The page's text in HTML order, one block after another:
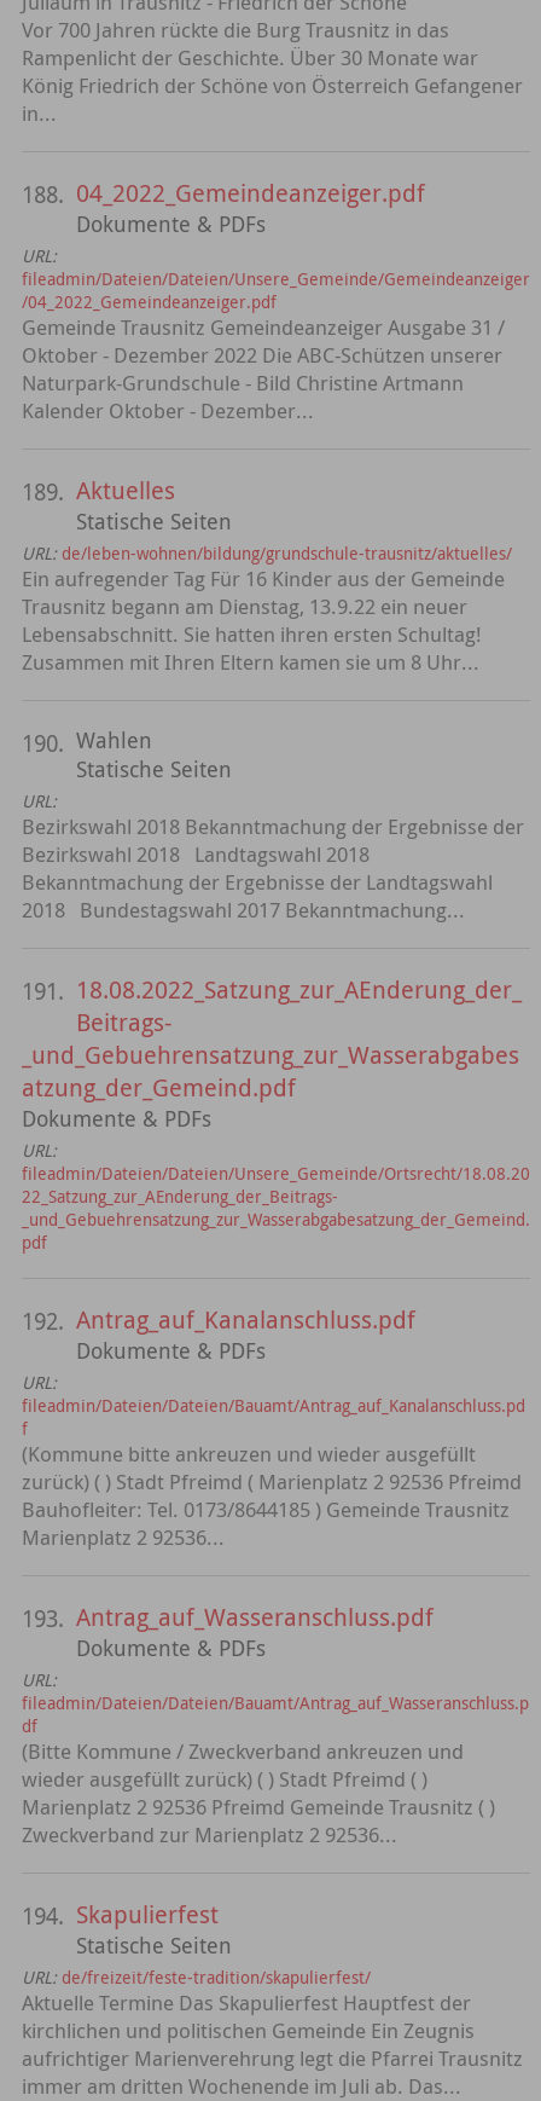
Vor 700 Jahren rückte die Burg Trausnitz in das
Rampenlicht der Geschichte. Über 30 Monate war
König Friedrich der Schöne von Österreich Gefangener
in...
188. 04_2022_Gemeindeanzeiger.pdf
Dokumente & PDFs
URL:
fileadmin/Dateien/Dateien/Unsere_Gemeinde/Gemeindeanzeiger
/04_2022_Gemeindeanzeiger.pdf
Gemeinde Trausnitz Gemeindeanzeiger Ausgabe 31 /
Oktober - Dezember 2022 Die ABC-Schützen unserer
Naturpark-Grundschule - Bild Christine Artmann
Kalender Oktober - Dezember...
189. Aktuelles
Statische Seiten
URL: de/leben-wohnen/bildung/grundschule-trausnitz/aktuelles/
Ein aufregender Tag Für 16 Kinder aus der Gemeinde
Trausnitz begann am Dienstag, 13.9.22 ein neuer
Lebensabschnitt. Sie hatten ihren ersten Schultag!
Zusammen mit Ihren Eltern kamen sie um 8 Uhr...
190. Wahlen
Statische Seiten
URL:
Bezirkswahl 2018 Bekanntmachung der Ergebnisse der
Bezirkswahl 2018 Landtagswahl 2018
Bekanntmachung der Ergebnisse der Landtagswahl
2018 Bundestagswahl 2017 Bekanntmachung...
191. 18.08.2022_Satzung_zur_AEnderung_der_
Beitrags-
_und_Gebuehrensatzung_zur_Wasserabgabes
atzung_der_Gemeind.pdf
Dokumente & PDFs
URL:
fileadmin/Dateien/Dateien/Unsere_Gemeinde/Ortsrecht/18.08.20
22_Satzung_zur_AEnderung_der_Beitrags-
_und_Gebuehrensatzung_zur_Wasserabgabesatzung_der_Gemeind.
pdf
192. Antrag_auf_Kanalanschluss.pdf
Dokumente & PDFs
URL:
fileadmin/Dateien/Dateien/Bauamt/Antrag_auf_Kanalanschluss.pd
f
(Kommune bitte ankreuzen und wieder ausgefüllt
zurück) ( ) Stadt Pfreimd ( Marienplatz 2 92536 Pfreimd
Bauhofleiter: Tel. 0173/8644185 ) Gemeinde Trausnitz
Marienplatz 2 92536...
193. Antrag_auf_Wasseranschluss.pdf
Dokumente & PDFs
URL:
fileadmin/Dateien/Dateien/Bauamt/Antrag_auf_Wasseranschluss.p
df
(Bitte Kommune / Zweckverband ankreuzen und
wieder ausgefüllt zurück) ( ) Stadt Pfreimd ( )
Marienplatz 2 92536 Pfreimd Gemeinde Trausnitz ( )
Zweckverband zur Marienplatz 2 92536...
194. Skapulierfest
Statische Seiten
URL: de/freizeit/feste-tradition/skapulierfest/
Aktuelle Termine Das Skapulierfest Hauptfest der
kirchlichen und politischen Gemeinde Ein Zeugnis
aufrichtiger Marienverehrung legt die Pfarrei Trausnitz
immer am dritten Wochenende im Juli ab. Das...